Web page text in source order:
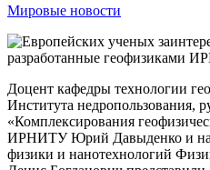
Мировые новости
Доцент кафедры технологии
Института недропользования,
«Комплексирования
ИРНИТУ Юрий Давыденко и
физики и нанотехнологий